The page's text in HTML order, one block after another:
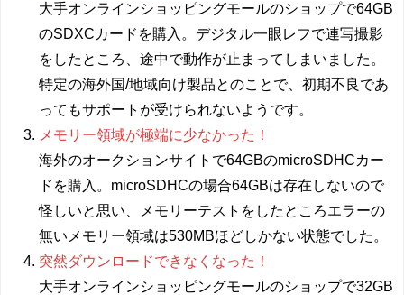
大手オンラインショッピングモールのショップで64GB
のSDXCカードを購入。デジタル一眼レフで連写撮影
をしたところ、途中で動作が止まってしまいました。
特定の海外国/地域向け製品とのことで、初期不良であ
ってもサポートが受けられないようです。
メモリー領域が極端に少なかった！
海外のオークションサイトで64GBのmicroSDHCカー
ドを購入。microSDHCの場合64GBは存在しないので
怪しいと思い、メモリーテストをしたところエラーの
無いメモリー領域は530MBほどしかない状態でした。
突然ダウンロードできなくなった！
大手オンラインショッピングモールのショップで32GB